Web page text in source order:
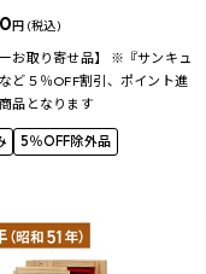
円 (税込)
ーお取り寄せ品】 ※『サンキュ
ど５％OFF割引、ポイント進
品となります
5％OFF除外品